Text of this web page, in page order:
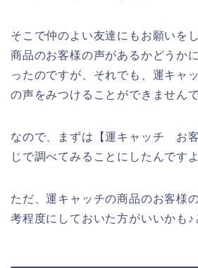
そこで仲のよい友達にもお願いを
商品のお客様の声があるかどうか
ったのですが、それでも、運キャ
の声をみつけることができませんで
なので、まずは【運キャッチ お
じで調べてみることにしたんですよ
ただ、運キャッチの商品のお客様
考程度にしておいた方がいいかも♪